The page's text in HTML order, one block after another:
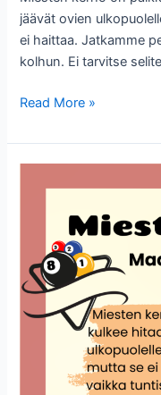
jäävät ovien
ei haittaa. Jatkamme
kolhun. Ei tarvitse
Miesten
Read More »